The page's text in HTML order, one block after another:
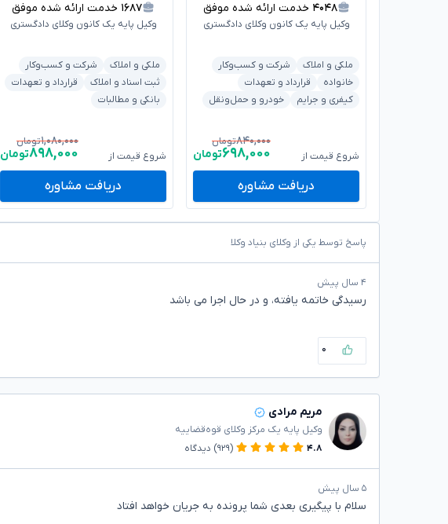
۴۰۴۸ خدمت ارائه شده موفق
وکیل پایه یک کانون وکلای دادگستری
ملکی و املاک
شرکت و کسب‌وکار
خانواده
قرارداد و تعهدات
کیفری و جرایم
خودرو و حمل‌ونقل
شروع قیمت از
۸۴۰,۰۰۰تومان
۶۹۸,۰۰۰تومان
دریافت مشاوره
۱۶۸۷ خدمت ارائه شده موفق
وکیل پایه یک کانون وکلای دادگستری
ملکی و املاک
شرکت و کسب‌وکار
ثبت اسناد و املاک
قرارداد و تعهدات
بانکی و مطالبات
شروع قیمت از
۱,۰۸۰,۰۰۰تومان
۸۹۸,۰۰۰تومان
دریافت مشاوره
پاسخ توسط یکی از وکلای بنیاد وکلا
۴ سال پیش
رسیدگی خاتمه یافته، و در حال اجرا می باشد
۰
مریم مرادی
وکیل پایه یک مرکز وکلای قوه‌قضاییه
۴.۸
(۹۲۹) دیدگاه
۵ سال پیش
سلام با پیگیری بعدی شما پرونده به جریان خواهد افتاد